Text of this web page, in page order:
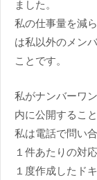
ました。
私の仕事量を減
は私以外のメン
ことです。
私がナンバーワ
内に公開するこ
私は電話で問い
１件あたりの対
１度作成したド